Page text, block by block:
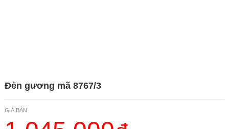
Đèn gương mã 8767/3
GIÁ BÁN